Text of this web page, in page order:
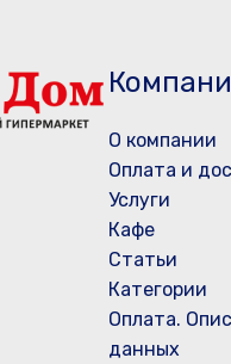
О компании
Оплата и
Услуги
Кафе
Статьи
Категории
Оплата.
данных